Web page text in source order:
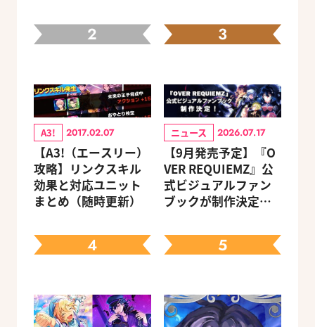
2
A3! 2017.02.07
【A3!（エースリー）
攻略】リンクスキル
効果と対応ユニット
まとめ（随時更新）
3
ニュース 2026.07.17
【9月発売予定】『O
VER REQUIEMZ』公
式ビジュアルファン
ブックが制作決定！
る豪華グッズ付き限
定セットも同時発売
4 5